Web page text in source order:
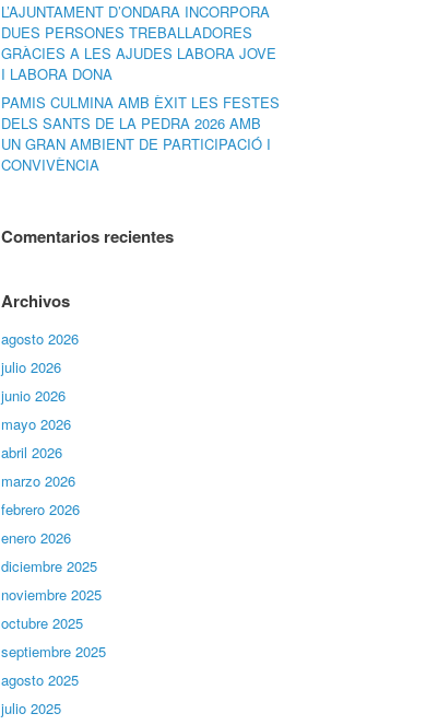
L’AJUNTAMENT D’ONDARA INCORPORA
DUES PERSONES TREBALLADORES
GRÀCIES A LES AJUDES LABORA JOVE
I LABORA DONA
PAMIS CULMINA AMB ÈXIT LES FESTES
DELS SANTS DE LA PEDRA 2026 AMB
UN GRAN AMBIENT DE PARTICIPACIÓ I
CONVIVÈNCIA
Comentarios recientes
Archivos
agosto 2026
julio 2026
junio 2026
mayo 2026
abril 2026
marzo 2026
febrero 2026
enero 2026
diciembre 2025
noviembre 2025
octubre 2025
septiembre 2025
agosto 2025
julio 2025